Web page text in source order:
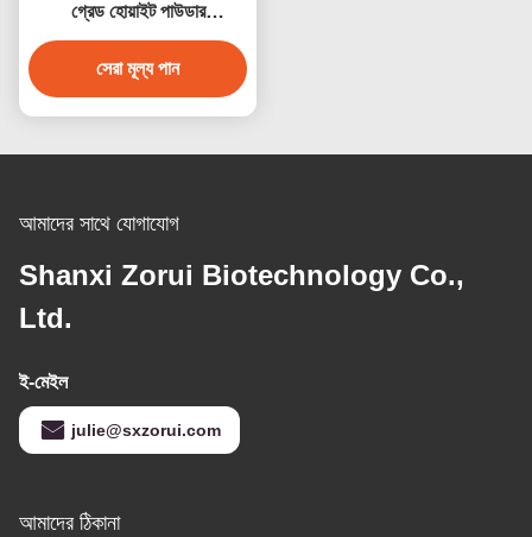
গ্রেড হোয়াইট পাউডার
পলিঅ্যাক্রিলিক অ্যাসিড সোডিয়াম
ফুড ডিসপারস্যান্টের জন্য
সেরা মূল্য পান
আমাদের সাথে যোগাযোগ
Shanxi Zorui Biotechnology Co.,
Ltd.
ই-মেইল
julie@sxzorui.com
আমাদের ঠিকানা